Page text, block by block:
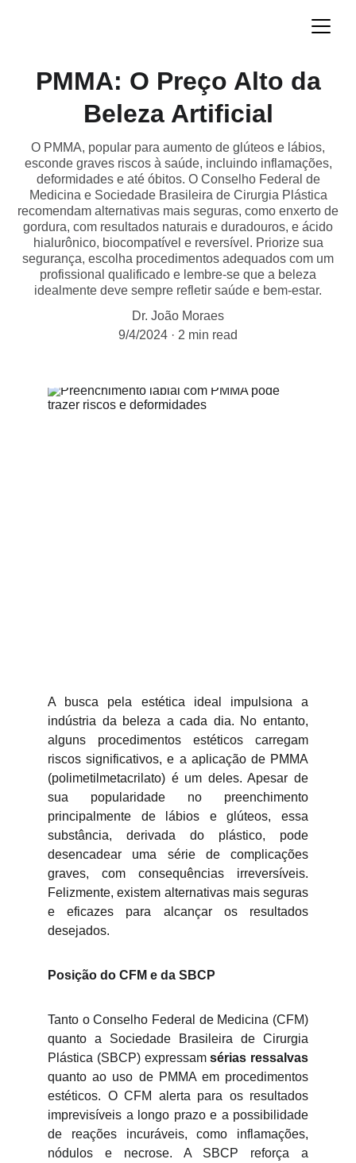
PMMA: O Preço Alto da
Beleza Artificial
O PMMA, popular para aumento de glúteos e lábios,
esconde graves riscos à saúde, incluindo inflamações,
deformidades e até óbitos. O Conselho Federal de
Medicina e Sociedade Brasileira de Cirurgia Plástica
recomendam alternativas mais seguras, como enxerto de
gordura, com resultados naturais e duradouros, e ácido
hialurônico, biocompatível e reversível. Priorize sua
segurança, escolha procedimentos adequados com um
profissional qualificado e lembre-se que a beleza
idealmente deve sempre refletir saúde e bem-estar.
Dr. João Moraes
9/4/2024
2 min read
A busca pela estética ideal impulsiona a
indústria da beleza a cada dia. No entanto,
alguns procedimentos estéticos carregam
riscos significativos, e a aplicação de PMMA
(polimetilmetacrilato) é um deles. Apesar de
sua popularidade no preenchimento
principalmente de lábios e glúteos, essa
substância, derivada do plástico, pode
desencadear uma série de complicações
graves, com consequências irreversíveis.
Felizmente, existem alternativas mais seguras
e eficazes para alcançar os resultados
desejados.
Posição do CFM e da SBCP
Tanto o Conselho Federal de Medicina (CFM)
quanto a Sociedade Brasileira de Cirurgia
Plástica (SBCP) expressamsérias ressalvas
quanto ao uso de PMMA em procedimentos
estéticos. O CFM alerta para os resultados
imprevisíveis a longo prazo e a possibilidade
de reações incuráveis, como inflamações,
nódulos e necrose. A SBCP reforça a